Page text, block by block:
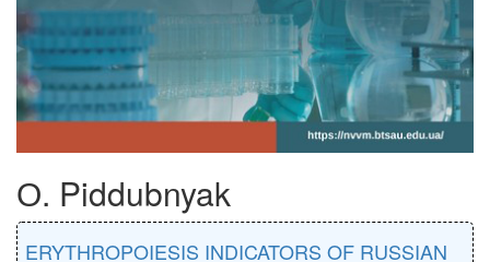
О. Piddubnyak
ERYTHROPOIESIS INDICATORS OF RUSSIAN